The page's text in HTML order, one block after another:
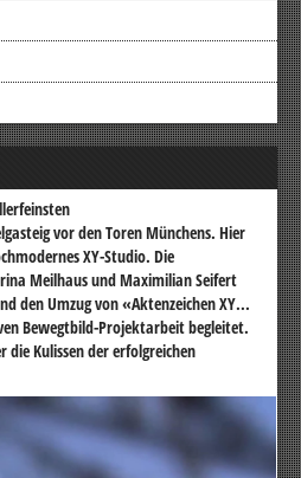
vor den Toren Münchens. Hier
XY-Studio. Die
Meilhaus und Maximilian Seifert
den Umzug von «Aktenzeichen XY...
Bewegtbild-Projektarbeit begleitet.
Kulissen der erfolgreichen